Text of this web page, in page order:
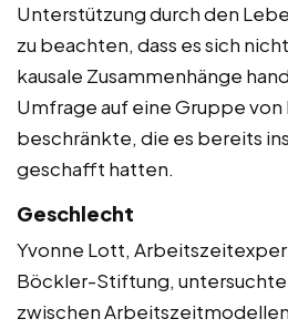
Unterstützung durch den
zu beachten, dass es sich
kausale Zusammenhänge
Umfrage auf eine Gruppe von
beschränkte, die es bereits
geschafft hatten.
Geschlecht
Yvonne Lott,
Böckler-Stiftung,
zwischen